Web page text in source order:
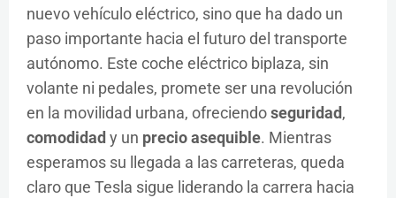
nuevo vehículo eléctrico, sino que ha dado un
paso importante hacia el futuro del transporte
autónomo. Este coche eléctrico biplaza, sin
volante ni pedales, promete ser una revolución
en la movilidad urbana, ofreciendoseguridad,
comodidad y un precio asequible. Mientras
esperamos su llegada a las carreteras, queda
claro que Tesla sigue liderando la carrera hacia